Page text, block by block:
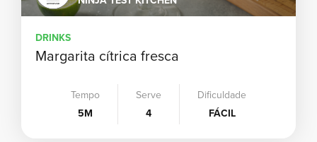
DRINKS
Margarita cítrica fresca
Tempo
5M
Serve
4
Dificuldade
FÁCIL